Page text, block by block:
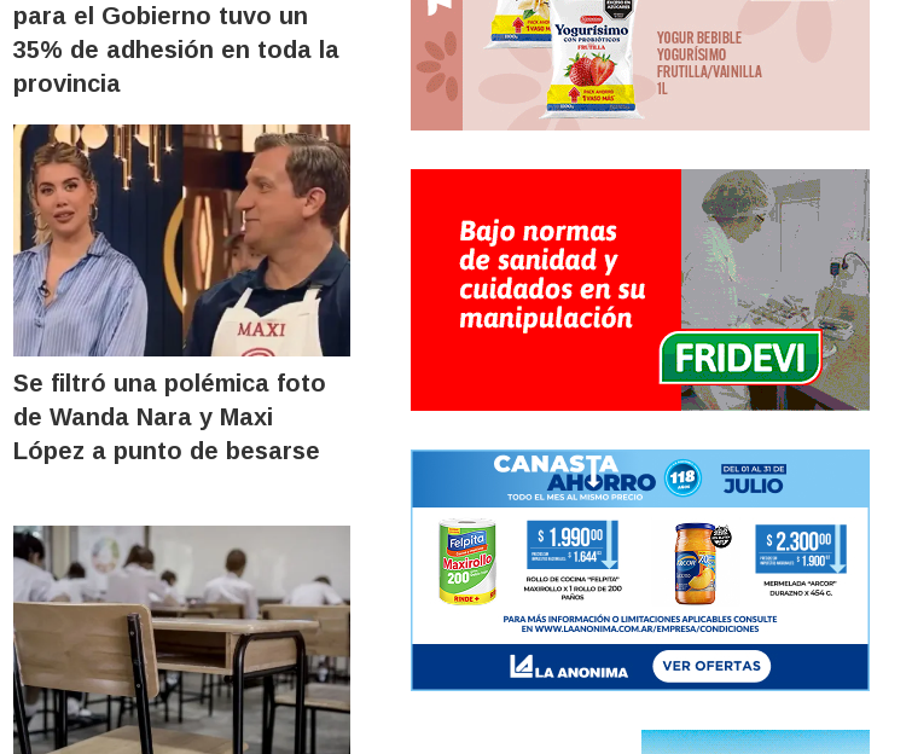
para el Gobierno tuvo un
35% de adhesión en toda la
provincia
Se filtró una polémica foto
de Wanda Nara y Maxi
López a punto de besarse